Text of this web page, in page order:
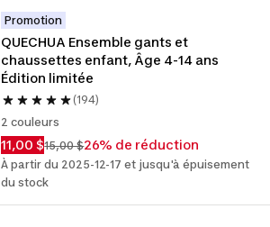
Promotion
QUECHUA Ensemble gants et
chaussettes enfant, Âge 4-14 ans
Édition limitée
(194)
2 couleurs
11,00 $15,00 $26% de réduction
À partir du 2025-12-17 et jusqu'à épuisement
du stock